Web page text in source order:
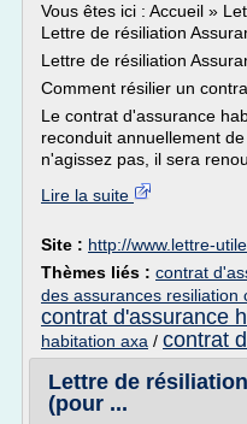
Vous êtes ici : Accueil »
Lettre de résiliation
Lettre de résiliation
Comment résilier un
Le contrat d'assurance
reconduit annuellement
n'agissez pas, il sera
Lire la suite
Site : http://www.lettre-
Thèmes liés : contrat
des assurances resiliation
contrat d'assurance
habitation axa / contrat
Lettre de
(pour ...